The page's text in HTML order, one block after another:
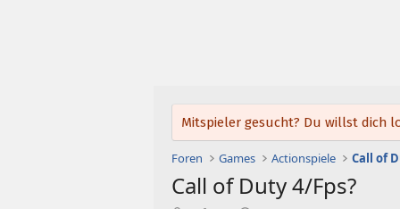
Mitspieler gesucht? Du willst dich
Foren Games Actionspiele Call of
Call of Duty 4/Fps?